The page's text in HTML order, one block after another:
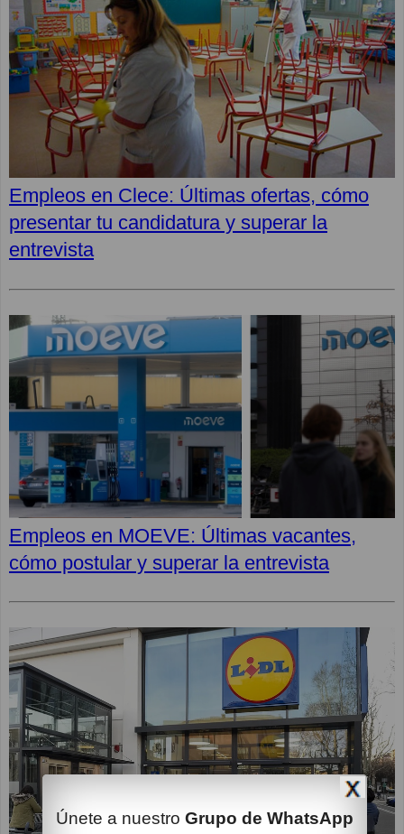
Únete a nuestro Grupo de WhatsApp
Empleos en Clece: Últimas ofertas, cómo
presentar tu candidatura y superar la
entrevista
Empleos en MOEVE: Últimas vacantes,
cómo postular y superar la entrevista